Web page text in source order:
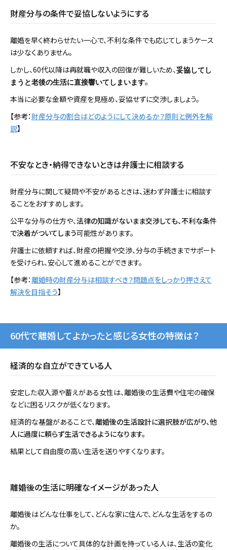
財産分与の条件で妥協しないようにする
離婚を早く終わらせたい一心で、不利な条件でも応じてしまうケース
は少なくありません。
しかし、60代以降は再就職や収入の回復が難しいため、妥協してし
まうと老後の生活に直接響いてしまいます。
本当に必要な金額や資産を見極め、妥協せずに交渉しましょう。
【参考： 財産分与の割合はどのようにして決めるか？原則と例外を解
説】
不安なとき・納得できないときは弁護士に相談する
財産分与に関して疑問や不安があるときは、迷わず弁護士に相談す
ることをおすすめします。
公平な分与の仕方や、法律の知識がないまま交渉しても、不利な条件
で決着がついてしまう可能性があります。
弁護士に依頼すれば、財産の把握や交渉、分与の手続きまでサポート
を受けられ、安心して進めることができます。
【参考： 離婚時の財産分与は相談すべき？問題点をしっかり押さえて
解決を目指そう】
60代で離婚してよかったと感じる女性の特徴は？
経済的な自立ができている人
安定した収入源や蓄えがある女性は、離婚後の生活費や住宅の確保
などに困るリスクが低くなります。
経済的な基盤があることで、離婚後の生活設計に選択肢が広がり、他
人に過度に頼らず生活できるようになります。
結果として自由度の高い生活を送りやすくなります。
離婚後の生活に明確なイメージがあった人
離婚後はどんな仕事をして、どんな家に住んで、どんな生活をするの
か。
離婚後の生活について具体的な計画を持っている人は、生活の変化